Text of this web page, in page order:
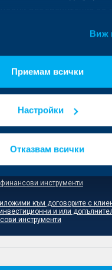
Виж
Приемам всички
Настройки
Отказвам всички
- инвестиции във
инструменти
към договорите с
и или
инструменти